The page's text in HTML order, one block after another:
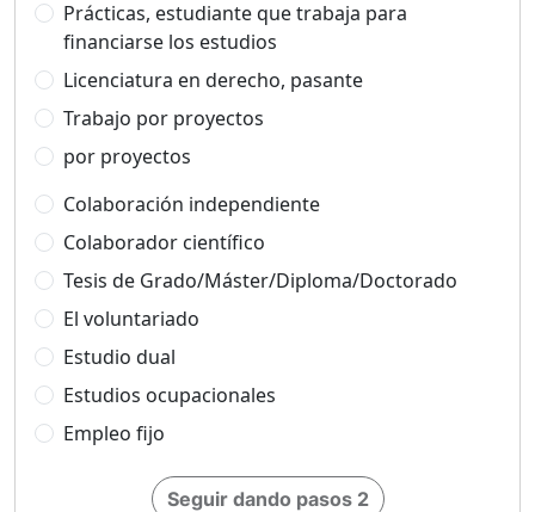
Prácticas, estudiante que trabaja para
financiarse los estudios
Licenciatura en derecho, pasante
Trabajo por proyectos
por proyectos
Colaboración independiente
Colaborador científico
Tesis de Grado/Máster/Diploma/Doctorado
El voluntariado
Estudio dual
Estudios ocupacionales
Empleo fijo
Seguir dando pasos 2